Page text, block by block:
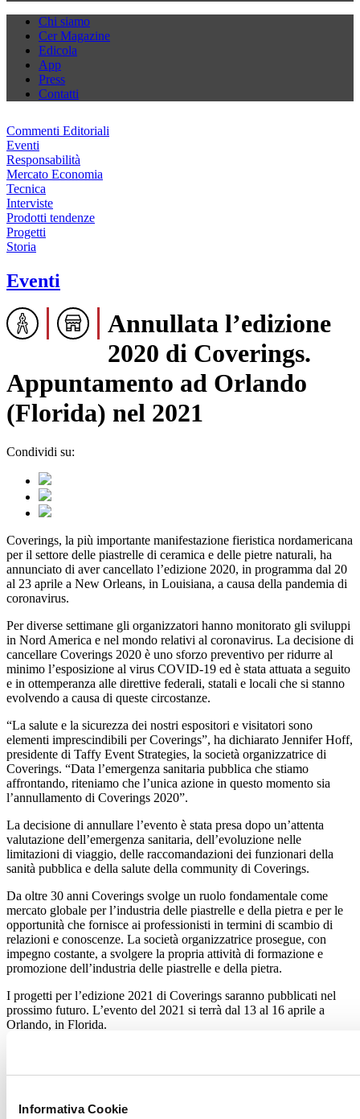
Informativa Cookie
Chi siamo
Cer Magazine
Edicola
App
Press
Contatti
Commenti Editoriali
Eventi
Responsabilità
Mercato Economia
Tecnica
Interviste
Prodotti tendenze
Progetti
Storia
Eventi
Annullata l’edizione
2020 di Coverings.
Appuntamento ad Orlando
(Florida) nel 2021
Condividi su:
Coverings, la più importante manifestazione fieristica nordamericana
per il settore delle piastrelle di ceramica e delle pietre naturali, ha
annunciato di aver cancellato l’edizione 2020, in programma dal 20
al 23 aprile a New Orleans, in Louisiana, a causa della pandemia di
coronavirus.
Per diverse settimane gli organizzatori hanno monitorato gli sviluppi
in Nord America e nel mondo relativi al coronavirus. La decisione di
cancellare Coverings 2020 è uno sforzo preventivo per ridurre al
minimo l’esposizione al virus COVID-19 ed è stata attuata a seguito
e in ottemperanza alle direttive federali, statali e locali che si stanno
evolvendo a causa di queste circostanze.
“La salute e la sicurezza dei nostri espositori e visitatori sono
elementi imprescindibili per Coverings”, ha dichiarato Jennifer Hoff,
presidente di Taffy Event Strategies, la società organizzatrice di
Coverings. “Data l’emergenza sanitaria pubblica che stiamo
affrontando, riteniamo che l’unica azione in questo momento sia
l’annullamento di Coverings 2020”.
La decisione di annullare l’evento è stata presa dopo un’attenta
valutazione dell’emergenza sanitaria, dell’evoluzione nelle
limitazioni di viaggio, delle raccomandazioni dei funzionari della
sanità pubblica e della salute della community di Coverings.
Da oltre 30 anni Coverings svolge un ruolo fondamentale come
mercato globale per l’industria delle piastrelle e della pietra e per le
opportunità che fornisce ai professionisti in termini di scambio di
relazioni e conoscenze. La società organizzatrice prosegue, con
impegno costante, a svolgere la propria attività di formazione e
promozione dell’industria delle piastrelle e della pietra.
I progetti per l’edizione 2021 di Coverings saranno pubblicati nel
prossimo futuro. L’evento del 2021 si terrà dal 13 al 16 aprile a
Orlando, in Florida.
canali dei social media di Coverings e i futuri comunicati stampa.”